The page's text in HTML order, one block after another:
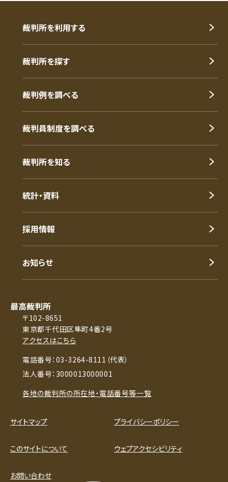
裁判所を利用する
裁判所を探す
裁判例を調べる
裁判員制度を調べる
裁判所を知る
統計・資料
採用情報
お知らせ
最高裁判所
〒102-8651
東京都千代田区隼町4番2号
アクセスはこちら
電話番号：03-3264-8111（代表）
法人番号：3000013000001
各地の裁判所の所在地・電話番号等一覧
サイトマップ プライバシーポリシー
このサイトについて ウェブアクセシビリティ
お問い合わせ